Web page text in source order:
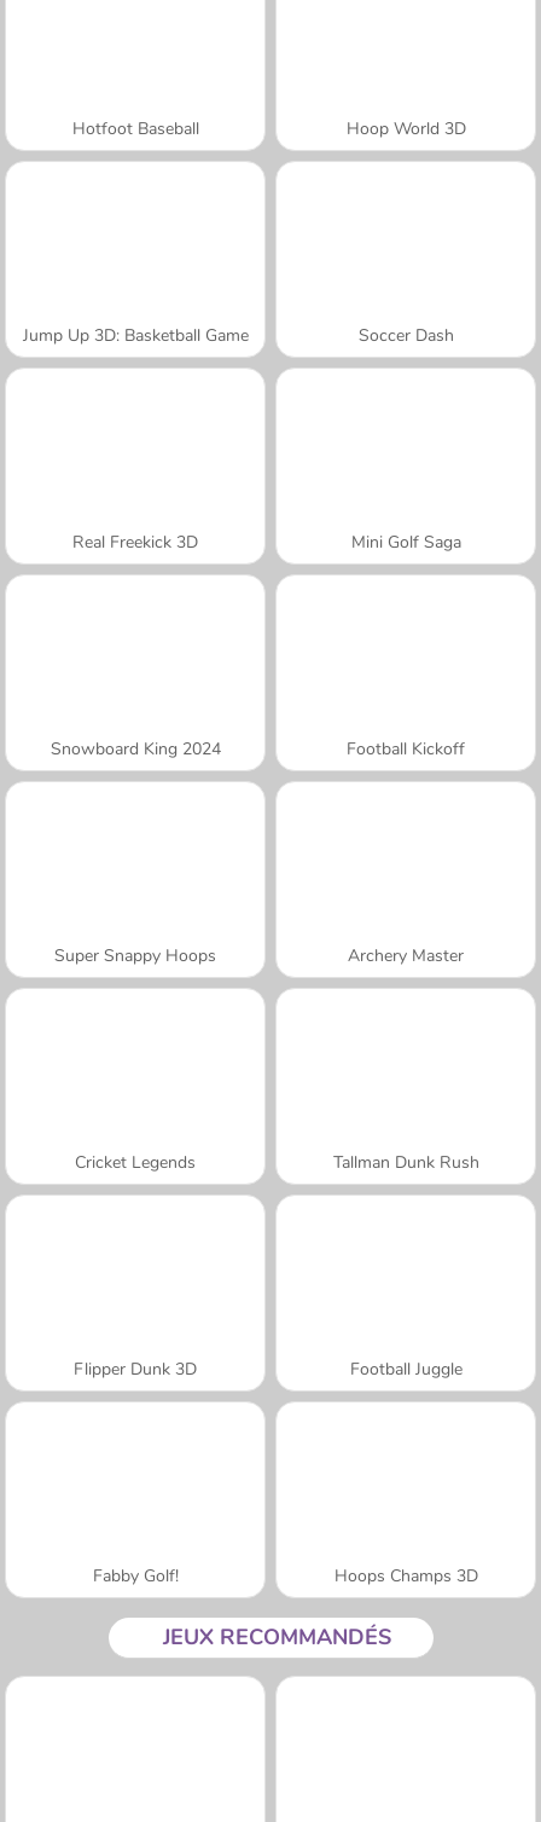
Hotfoot Baseball Hoop World 3D
Jump Up 3D: Basketball Game Soccer Dash
Real Freekick 3D Mini Golf Saga
Snowboard King 2024 Football Kickoff
Super Snappy Hoops Archery Master
Cricket Legends Tallman Dunk Rush
Flipper Dunk 3D Football Juggle
Fabby Golf! Hoops Champs 3D
JEUX RECOMMANDÉS